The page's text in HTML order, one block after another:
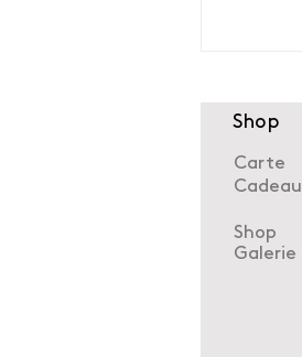
Shop
Carte
Cadeau
Shop
Galerie